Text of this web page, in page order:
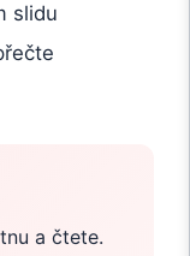
slidu
a čtete.